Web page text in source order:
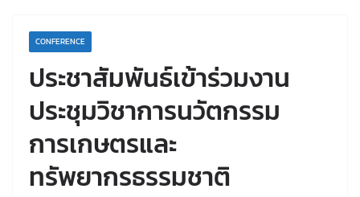
CONFERENCE
ประชาสัมพันธ์เข้าร่วมงาน
ประชุมวิชาการนวัตกรรม
การเกษตรและ
ทรัพยากรธรรมชาติ